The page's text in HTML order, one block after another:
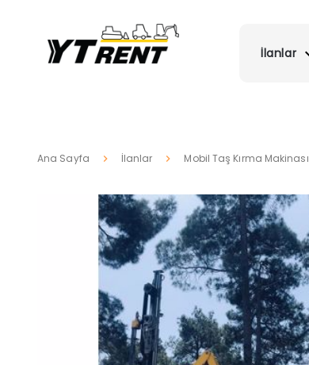
İlanlar
Ana Sayfa İlanlar Mobil Taş Kırma Makinası